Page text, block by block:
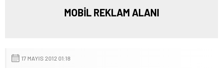
MOBİL REKLAM ALANI
17 MAYIS 2012 01:18